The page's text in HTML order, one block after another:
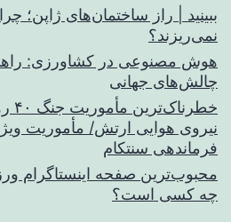
ببینید | راز ساختمان‌های ژاپن؛
نمی‌ریزند؟
هوش مصنوعی در کشاورزی:
چالش‌های جهانی
فرماندهی سنتکام
محبوب‌ترین صفحه اینستاگرام
چه کسی است؟